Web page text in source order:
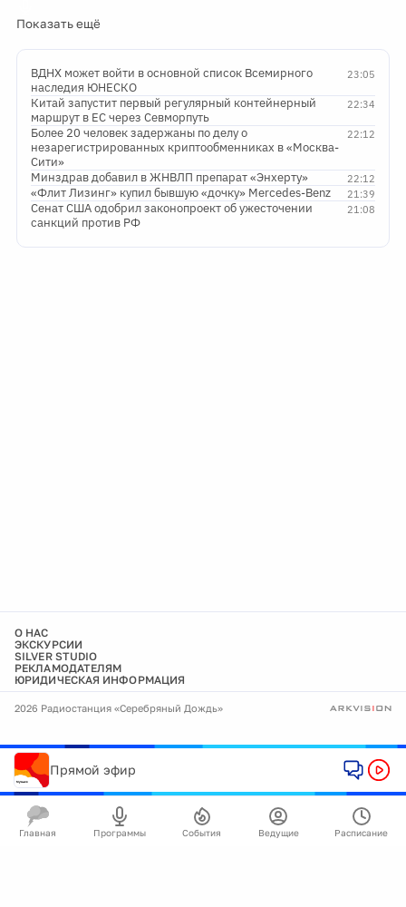
Показать ещё
23:05
ВДНХ может войти в основной список Всемирного
наследия ЮНЕСКО
22:34
Китай запустит первый регулярный контейнерный
маршрут в ЕС через Севморпуть
22:12
Более 20 человек задержаны по делу о
незарегистрированных криптообменниках в «Москва-
Сити»
22:12
Минздрав добавил в ЖНВЛП препарат «Энхерту»
21:39
«Флит Лизинг» купил бывшую «дочку» Mercedes-Benz
21:08
Сенат США одобрил законопроект об ужесточении
санкций против РФ
О НАС
ЭКСКУРСИИ
SILVER STUDIO
РЕКЛАМОДАТЕЛЯМ
ЮРИДИЧЕСКАЯ ИНФОРМАЦИЯ
2026 Радиостанция «Серебряный Дождь»
Прямой эфир
Главная Программы События Ведущие Расписание